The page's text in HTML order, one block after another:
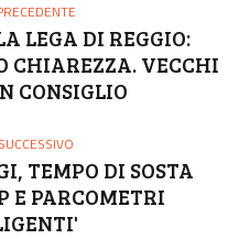
LEGA DI REGGIO:
CHIAREZZA. VECCHI
CONSIGLIO
TEMPO DI SOSTA
E PARCOMETRI